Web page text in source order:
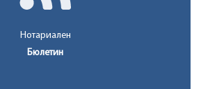
Нотариален
Бюлетин